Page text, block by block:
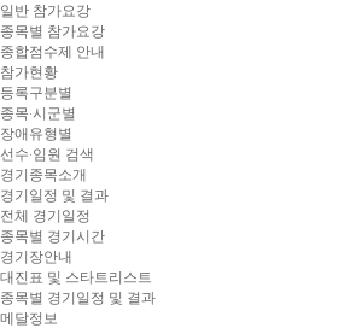
일반 참가요강
종목별 참가요강
종합점수제 안내
참가현황
등록구분별
종목·시군별
장애유형별
선수·임원 검색
경기종목소개
경기일정 및 결과
전체 경기일정
종목별 경기시간
경기장안내
대진표 및 스타트리스트
종목별 경기일정 및 결과
메달정보